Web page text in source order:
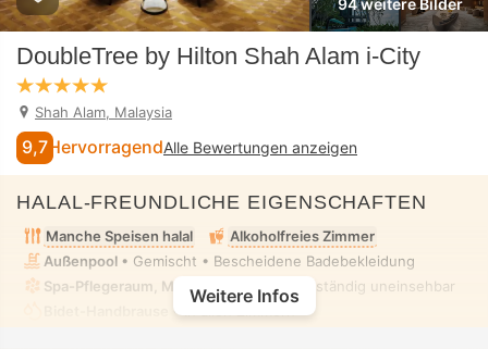
94 weitere Bilder
DoubleTree by Hilton Shah Alam i-City
Shah Alam, Malaysia
9,7 HervorragendAlle Bewertungen anzeigen
HALAL-FREUNDLICHE EIGENSCHAFTEN
Manche Speisen halal
Alkoholfreies Zimmer
Außenpool • Gemischt • Bescheidene Badebekleidung
Spa-Pflegeraum, Massage
• Privat • Vollständig uneinsehbar
• In allen Zimmern
Weitere Infos